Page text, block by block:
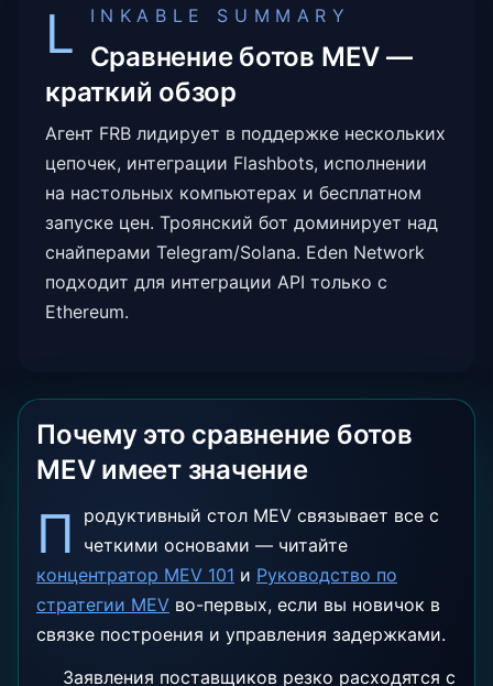
L INKABLE SUMMARY
Сравнение ботов MEV —
краткий обзор
Агент FRB лидирует в поддержке нескольких
цепочек, интеграции Flashbots, исполнении
на настольных компьютерах и бесплатном
запуске цен. Троянский бот доминирует над
снайперами Telegram/Solana. Eden Network
подходит для интеграции API только с
Ethereum.
Почему это сравнение ботов
MEV имеет значение
П
родуктивный стол MEV связывает все с
четкими основами — читайте
концентратор MEV 101 и Руководство по
стратегии MEV во-первых, если вы новичок в
связке построения и управления задержками.
Заявления поставщиков резко расходятся с